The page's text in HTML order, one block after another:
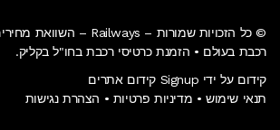
רכבת בעולם • הזמנת כרטיסי רכבת בחו"ל בקליק​.
קידום על ידי Signup קידום אתרים
תנאי שימוש • מדיניות פרטיות • הצהרת נגישות